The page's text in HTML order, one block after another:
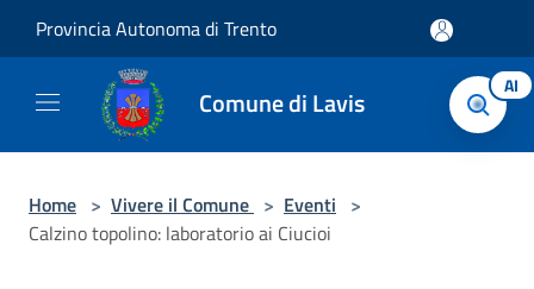
Provincia Autonoma di Trento
Comune di Lavis AI
Home > Vivere il Comune > Eventi >
Calzino topolino: laboratorio ai Ciucioi